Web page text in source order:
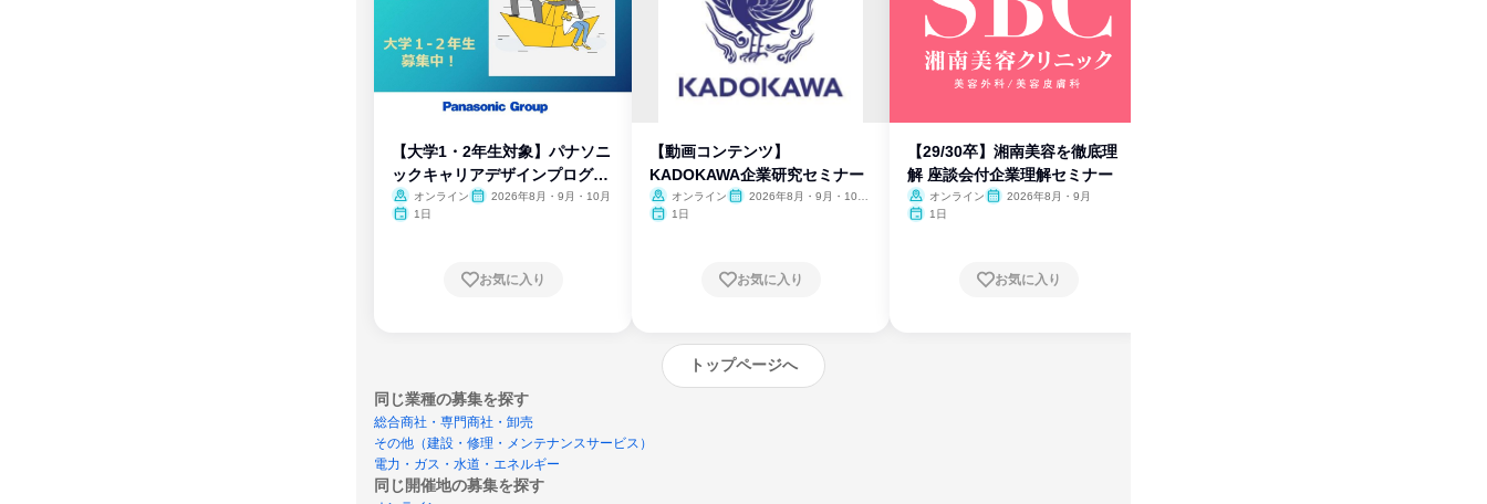
【大学1・2年生対象】パナソニ
ックキャリアデザインプログラ
ム
オンライン
2026年8月・9月・10月
1日
お気に入り
【動画コンテンツ】
KADOKAWA企業研究セミナー
オンライン
2026年8月・9月・10
1日
お気に入り
【29/30卒】湘南美容を徹底理
解 座談会付企業理解セミナー
オンライン
2026年8月・9月
1日
お気に入り
トップページへ
同じ業種の募集を探す
総合商社・専門商社・卸売
その他（建設・修理・メンテナンスサービス）
電力・ガス・水道・エネルギー
同じ開催地の募集を探す